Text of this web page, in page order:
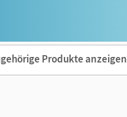
Produkte anzeigen